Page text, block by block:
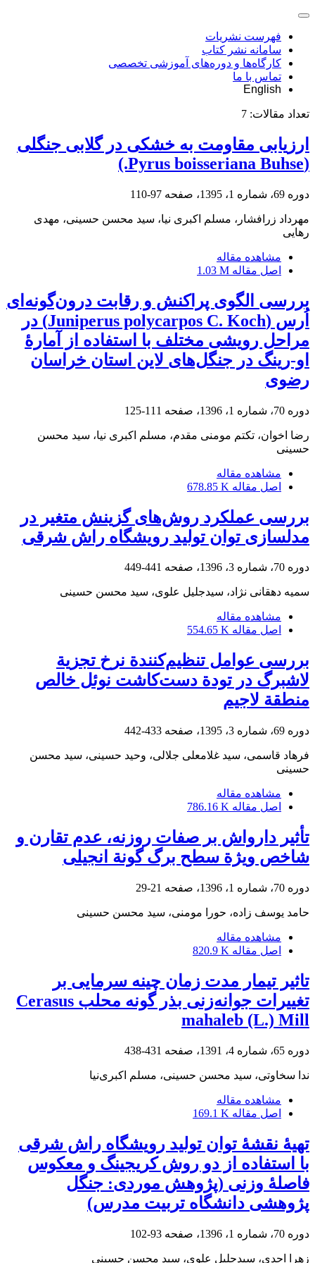
فهرست نشریات
سامانه نشر کتاب
کارگاه‌ها و دوره‌های آموزشی تخصصی
تماس با ما
English
تعداد مقالات: 7
ارزیابی مقاومت به خشکی در گلابی جنگلی
(Pyrus boisseriana Buhse.)
دوره 69، شماره 1، 1395، صفحه 97-110
مهرداد زرافشار، مسلم اکبری نیا، سید محسن حسینی، مهدی
رهایی
مشاهده مقاله
اصل مقاله 1.03 M
بررسی الگوی پراکنش و رقابت درون‌گونه‌ای
اُرس (Juniperus polycarpos C. Koch) در
مراحل رویشی مختلف با استفاده از آمارۀ
او-رینگ در جنگل‌های لاین استان خراسان
رضوی
دوره 70، شماره 1، 1396، صفحه 111-125
رضا اخوان، تکتم مومنی مقدم، مسلم اکبری نیا، سید محسن
حسینی
مشاهده مقاله
اصل مقاله 678.85 K
بررسی عملکرد روش‌های گزینش متغیر در
مدلسازی توان تولید رویشگاه راش شرقی
دوره 70، شماره 3، 1396، صفحه 441-449
سمیه دهقانی نژاد، سیدجلیل علوی، سید محسن حسینی
مشاهده مقاله
اصل مقاله 554.65 K
بررسی عوامل تنظیم‌کنندة نرخ تجزیة
لاشبرگ در تودة دست‌کاشت نوئل خالص
منطقة لاجیم
دوره 69، شماره 3، 1395، صفحه 433-442
فرهاد قاسمی، سید غلامعلی جلالی، وحید حسینی، سید محسن
حسینی
مشاهده مقاله
اصل مقاله 786.16 K
تأثیر دارواش بر صفات روزنه، عدم تقارن و
شاخص ویژة سطح برگ گونة انجیلی
دوره 70، شماره 1، 1396، صفحه 21-29
حامد یوسف زاده، حورا مومنی، سید محسن حسینی
مشاهده مقاله
اصل مقاله 820.9 K
تاثیر تیمار مدت زمان چینه سرمایی بر
تغییرات جوانه‌‌زنی بذر گونه محلب Cerasus
mahaleb (L.) Mill
دوره 65، شماره 4، 1391، صفحه 431-438
ندا سخاوتی، سید محسن حسینی، مسلم اکبری‌نیا
مشاهده مقاله
اصل مقاله 169.1 K
تهیۀ نقشۀ توان تولید رویشگاه راش شرقی
با استفاده از دو روش کریجینگ و معکوس
فاصلۀ وزنی (پژوهش موردی: جنگل
پژوهشی دانشگاه تربیت مدرس)
دوره 70، شماره 1، 1396، صفحه 93-102
زهرا احدی، سیدجلیل علوی، سید محسن حسینی